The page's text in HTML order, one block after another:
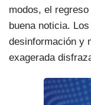
modos, el
buena noticia.
desinformación y
exagerada